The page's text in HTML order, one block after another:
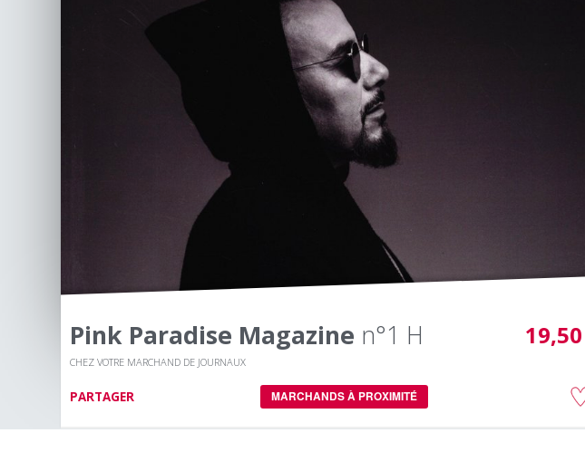
Pink Paradise Magazine n°1 H
CHEZ VOTRE MARCHAND DE JOURNAUX
PARTAGER MARCHANDS À PROXIMITÉ